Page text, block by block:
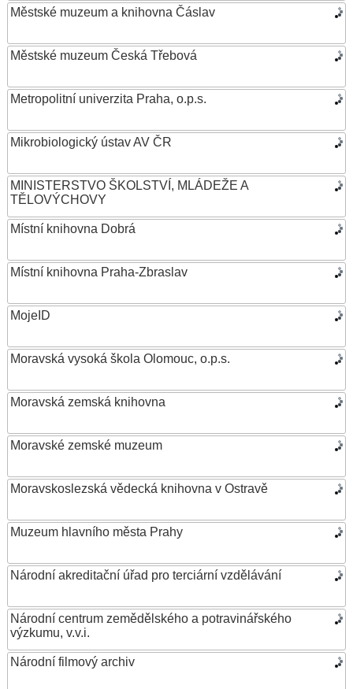
Městské muzeum a knihovna Čáslav
Městské muzeum Česká Třebová
Metropolitní univerzita Praha, o.p.s.
Mikrobiologický ústav AV ČR
MINISTERSTVO ŠKOLSTVÍ, MLÁDEŽE A
TĚLOVÝCHOVY
Místní knihovna Dobrá
Místní knihovna Praha-Zbraslav
MojeID
Moravská vysoká škola Olomouc, o.p.s.
Moravská zemská knihovna
Moravské zemské muzeum
Moravskoslezská vědecká knihovna v Ostravě
Muzeum hlavního města Prahy
Národní akreditační úřad pro terciární vzdělávání
Národní centrum zemědělského a potravinářského
výzkumu, v.v.i.
Národní filmový archiv